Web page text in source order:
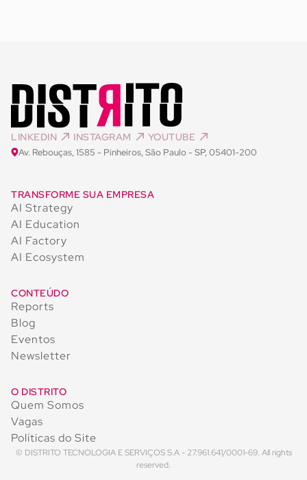
LINKEDIN INSTAGRAM YOUTUBE
Av. Rebouças, 1585 - Pinheiros, São Paulo - SP, 05401-200
TRANSFORME SUA EMPRESA
AI Strategy
AI Education
AI Factory
AI Ecosystem
CONTEÚDO
Reports
Blog
Eventos
Newsletter
O DISTRITO
Quem Somos
Vagas
Políticas do Site
© DISTRITO TECNOLOGIA E SERVIÇOS S.A - 27.961.641/0001-69. All rights
reserved.